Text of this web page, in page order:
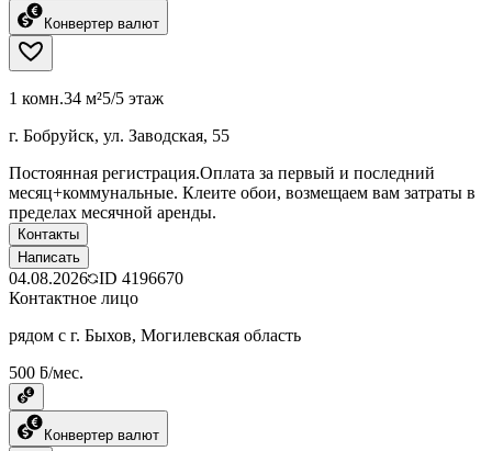
Конвертер валют
1 комн.34 м²5/5 этаж
г. Бобруйск, ул. Заводская, 55
Постоянная регистрация.Оплата за первый и последний
месяц+коммунальные. Клеите обои, возмещаем вам затраты в
пределах месячной аренды.
Контакты
Написать
04.08.2026 ID 4196670
Контактное лицо
рядом с г. Быхов, Могилевская область
500 ƃ/мес.
Конвертер валют